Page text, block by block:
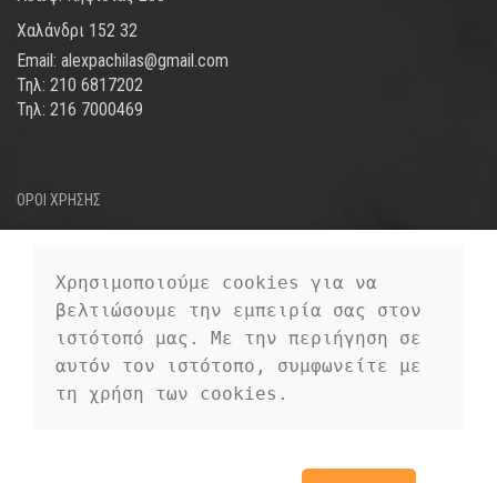
Χαλάνδρι 152 32
Email: alexpachilas@gmail.com
Τηλ: 210 6817202
Τηλ: 216 7000469
ΟΡΟΙ ΧΡΗΣΗΣ
ΤΡΟΠΟΙ ΠΛΗΡΩΜΗΣ
ΠΡΟΣΩΠΙΚΑ ΔΕΔΟΜΕΝΑ
EUROFIGUREPREMIUM E-COMMERCE
Χρησιμοποιούμε cookies για να
βελτιώσουμε την εμπειρία σας στον
ιστότοπό μας. Με την περιήγηση σε
αυτόν τον ιστότοπο, συμφωνείτε με
τη χρήση των cookies.